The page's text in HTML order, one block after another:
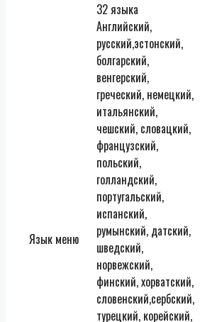
Язык меню
32 языка
Английский,
русский,эстонский,
болгарский,
венгерский,
греческий, немецкий,
итальянский,
чешский, словацкий,
французский,
польский,
голландский,
португальский,
испанский,
румынский, датский,
шведский,
норвежский,
финский, хорватский,
словенский,сербский,
турецкий, корейский,